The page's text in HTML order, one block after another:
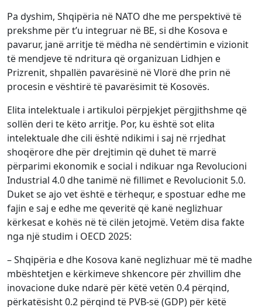
Pa dyshim, Shqipëria në NATO dhe me perspektivë të
prekshme për t’u integruar në BE, si dhe Kosova e
pavarur, janë arritje të mëdha në sendërtimin e vizionit
të mendjeve të ndritura që organizuan Lidhjen e
Prizrenit, shpallën pavarësinë në Vlorë dhe prin në
procesin e vështirë të pavarësimit të Kosovës.
Elita intelektuale i artikuloi përpjekjet përgjithshme që
sollën deri te këto arritje. Por, ku është sot elita
intelektuale dhe cili është ndikimi i saj në rrjedhat
shoqërore dhe për drejtimin që duhet të marrë
përparimi ekonomik e social i ndikuar nga Revolucioni
Industrial 4.0 dhe tanimë në fillimet e Revolucionit 5.0.
Duket se ajo vet është e tërhequr, e spostuar edhe me
fajin e saj e edhe me qeveritë që kanë neglizhuar
kërkesat e kohës në të cilën jetojmë. Vetëm disa fakte
nga një studim i OECD 2025:
– Shqipëria e dhe Kosova kanë neglizhuar më të madhe
mbështetjen e kërkimeve shkencore për zhvillim dhe
inovacione duke ndarë për këtë vetën 0.4 përqind,
përkatësisht 0.2 përqind të PVB-së (GDP) për këtë